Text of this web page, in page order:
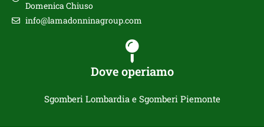
Domenica Chiuso
info@lamadonninagroup.com
Dove operiamo
Sgomberi Lombardia e Sgomberi Piemonte